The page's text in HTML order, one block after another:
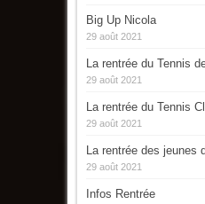
Big Up Nicola
29 août 2021
La rentrée du Tennis
29 août 2021
La rentrée du Tennis
29 août 2021
La rentrée des jeunes
29 août 2021
Infos Rentrée